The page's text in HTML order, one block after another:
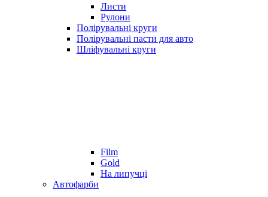
Листи
Рулони
Полірувальні круги
Полірувальні пасти для авто
Шліфувальні круги
Film
Gold
На липучці
Автофарби